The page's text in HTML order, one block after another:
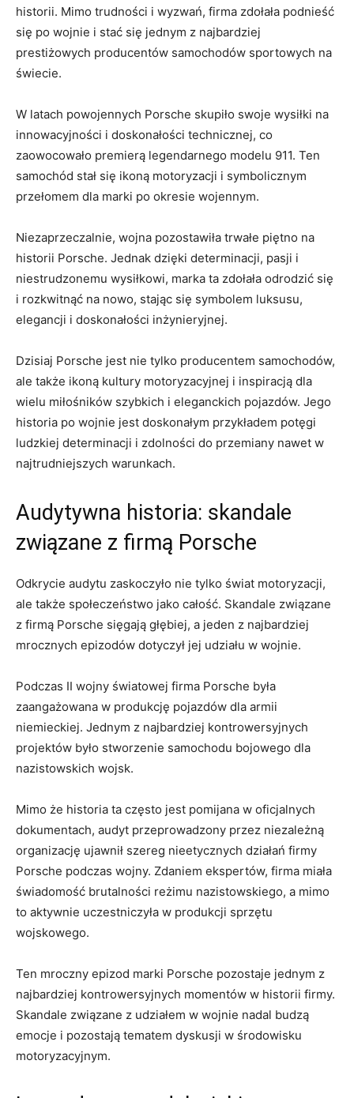
‌historii. Mimo trudności‍ i wyzwań, firma zdołała ‌podnieść
się po wojnie i‍ stać się jednym z⁢ najbardziej⁢
prestiżowych ⁣producentów samochodów sportowych⁢ na
świecie.
W latach powojennych Porsche ‌skupiło swoje​ wysiłki na
innowacyjności i doskonałości technicznej, co
⁢zaowocowało‍ premierą legendarnego modelu 911. Ten
samochód stał⁤ się ikoną motoryzacji ‌i ​symbolicznym
⁢przełomem dla ⁣marki ⁣po⁤ okresie wojennym.
Niezaprzeczalnie, wojna⁤ pozostawiła trwałe ⁢piętno na
historii ⁤Porsche. Jednak‍ dzięki determinacji, ⁣pasji⁤ i
niestrudzonemu ⁢wysiłkowi, marka ta ⁣zdołała odrodzić się
i‍ rozkwitnąć ‌na nowo, stając się⁤ symbolem‍ luksusu,⁣
elegancji i doskonałości inżynieryjnej.
Dzisiaj ‌Porsche jest⁣ nie tylko producentem samochodów,
ale także ikoną kultury motoryzacyjnej ⁣i ⁢inspiracją ⁤dla
wielu miłośników szybkich i eleganckich pojazdów. ⁤Jego‍
historia po wojnie⁣ jest‍ doskonałym przykładem potęgi
⁢ludzkiej determinacji i zdolności do przemiany nawet w
⁢najtrudniejszych warunkach.
Audytywna historia: ⁢skandale
związane z firmą Porsche
Odkrycie audytu zaskoczyło nie‍ tylko świat motoryzacji,
ale​ także społeczeństwo⁢ jako⁣ całość. ‍Skandale związane
z firmą Porsche‍ sięgają​ głębiej, a jeden ‌z ⁤najbardziej
mrocznych epizodów⁤ dotyczył jej‌ udziału w wojnie.
Podczas ⁤II ​wojny światowej firma Porsche była
⁣zaangażowana w⁣ produkcję ⁤pojazdów ⁣dla ​armii
niemieckiej. Jednym z najbardziej kontrowersyjnych
projektów było stworzenie samochodu ⁣bojowego dla
nazistowskich wojsk.
Mimo że⁢ historia ta często jest pomijana w oficjalnych
dokumentach, audyt przeprowadzony przez niezależną
organizację ujawnił szereg nieetycznych działań firmy
Porsche ⁤podczas ​wojny. Zdaniem ekspertów,‌ firma⁢ miała
świadomość brutalności reżimu nazistowskiego, a mimo
to aktywnie uczestniczyła w produkcji ⁤sprzętu
wojskowego.
Ten mroczny epizod⁢ marki ⁣Porsche pozostaje jednym z
najbardziej kontrowersyjnych momentów w ⁢historii firmy.
Skandale związane z udziałem w wojnie‌ nadal budzą
emocje i ‌pozostają tematem dyskusji w​ środowisku
motoryzacyjnym.